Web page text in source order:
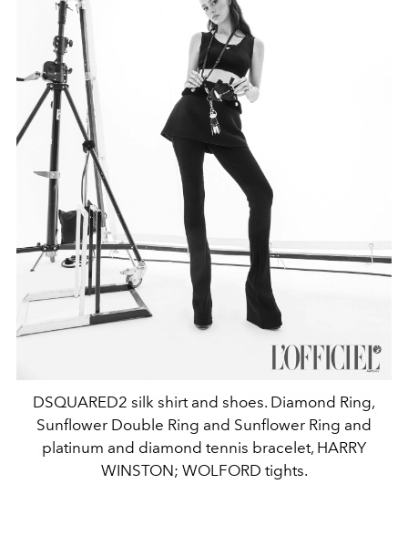
DSQUARED2 silk shirt and shoes. Diamond Ring,
Sunflower Double Ring and Sunflower Ring and
platinum and diamond tennis bracelet, HARRY
WINSTON; WOLFORD tights.